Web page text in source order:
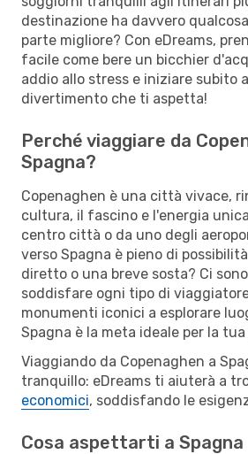
destinazione ha davvero
parte migliore? Con eDreams,
facile come bere un bicchier
addio allo stress e iniziare subito
divertimento che ti aspetta!
Perché viaggiare da
Spagna?
Copenaghen è una città vivace,
cultura, il fascino e l'energia
centro città o da uno degli
verso Spagna è pieno di
diretto o una breve sosta? Ci
soddisfare ogni tipo di
monumenti iconici a esplorare
Spagna è la meta ideale per la
Viaggiando da Copenaghen a
tranquillo: eDreams ti aiuterà a
economici, soddisfando le
Cosa aspettarti a Spagna